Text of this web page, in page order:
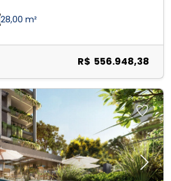
28,00 m²
R$ 556.948,38
Next